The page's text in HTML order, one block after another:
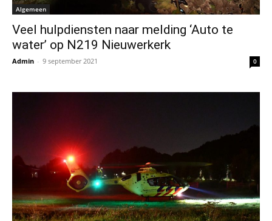
Algemeen
Veel hulpdiensten naar melding ‘Auto te
water’ op N219 Nieuwerkerk
Admin - 9 september 2021 0